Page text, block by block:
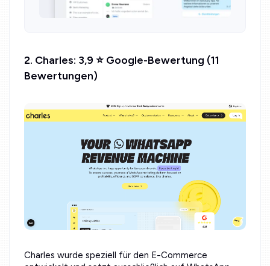
2. Charles: 3,9 ⭐ Google-Bewertung (11
Bewertungen)
Charles wurde speziell für den E-Commerce